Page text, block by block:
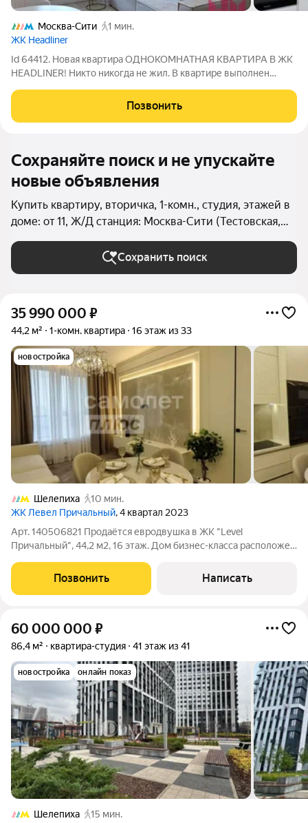
Москва-Сити
1 мин.
ЖК Headliner
Id 64412. Новая квартира ОДНОКОМНАТНАЯ КВАРТИРА В ЖК
HEADLINER! Никто никогда не жил. В квартире выполнен
Москва-сити, по крытому пешеходному переходу. Высокая
транспортная доступность.
Позвонить
Сохраняйте поиск и не упускайте
новые объявления
Купить квартиру, вторичка, 1-комн., студия, этажей в
доме: от 11, Ж/Д станция: Москва-Сити (Тестовская,
МЦД-1) в Москве и МО
Сохранить поиск
35 990 000 ₽
44,2 м² 1-комн. квартира 16 этаж из 33
новостройка
Шелепиха
10 мин.
ЖК Левел Причальный, 4 квартал 2023
Арт. 140506821 Продаётся евродвушка в ЖК "Level
Причальный", 44,2 м2, 16 этаж. Дом бизнес-класса расположен
Хорошево-Мневники - у Шелепихинской набережной, рядом с
деловым центром "Москва-Сити" и
Позвонить Написать
60 000 000 ₽
86,4 м² квартира-студия 41 этаж из 41
новостройка онлайн показ
Шелепиха
15 мин.